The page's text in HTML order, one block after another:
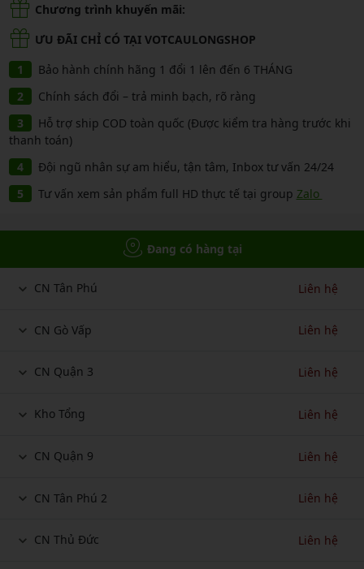
Chương trình khuyến mãi:
ƯU ĐÃI CHỈ CÓ TẠI VOTCAULONGSHOP
Bảo hành chính hãng 1 đổi 1 lên đến 6 THÁNG
Chính sách đổi – trả minh bạch, rõ ràng
Hỗ trợ ship COD toàn quốc (Được kiểm tra hàng trước khi
thanh toán)
Đội ngũ nhân sự am hiểu, tận tâm, Inbox tư vấn 24/24
Tư vấn xem sản phẩm full HD thực tế tại group Zalo
Đang có hàng tại
CN Tân Phú Liên hệ
CN Gò Vấp Liên hệ
CN Quận 3 Liên hệ
Kho Tổng Liên hệ
CN Quận 9 Liên hệ
CN Tân Phú 2 Liên hệ
CN Thủ Đức Liên hệ